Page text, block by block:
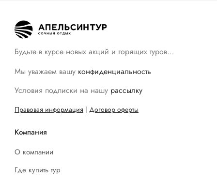
Будьте в курсе новых акций и горящих туров…
Мы уважаем вашу конфиденциальность
Условия подписки на нашу рассылку
Правовая информация | Договор оферты
Компания
О компании
Где купить тур